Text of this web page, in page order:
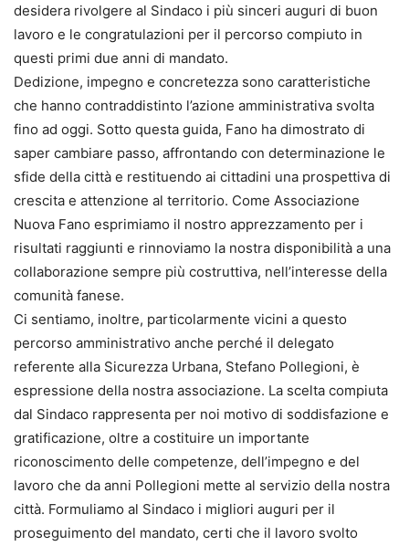
desidera rivolgere al Sindaco i più sinceri auguri di buon
lavoro e le congratulazioni per il percorso compiuto in
questi primi due anni di mandato.
Dedizione, impegno e concretezza sono caratteristiche
che hanno contraddistinto l’azione amministrativa svolta
fino ad oggi. Sotto questa guida, Fano ha dimostrato di
saper cambiare passo, affrontando con determinazione le
sfide della città e restituendo ai cittadini una prospettiva di
crescita e attenzione al territorio. Come Associazione
Nuova Fano esprimiamo il nostro apprezzamento per i
risultati raggiunti e rinnoviamo la nostra disponibilità a una
collaborazione sempre più costruttiva, nell’interesse della
comunità fanese.
Ci sentiamo, inoltre, particolarmente vicini a questo
percorso amministrativo anche perché il delegato
referente alla Sicurezza Urbana, Stefano Pollegioni, è
espressione della nostra associazione. La scelta compiuta
dal Sindaco rappresenta per noi motivo di soddisfazione e
gratificazione, oltre a costituire un importante
riconoscimento delle competenze, dell’impegno e del
lavoro che da anni Pollegioni mette al servizio della nostra
città. Formuliamo al Sindaco i migliori auguri per il
proseguimento del mandato, certi che il lavoro svolto